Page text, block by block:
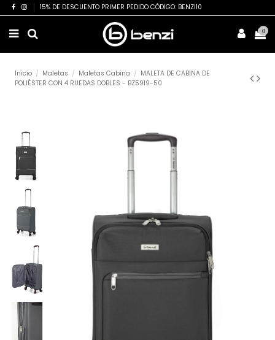
15% DE DESCUENTO PRIMER PEDIDO CÓDIGO: BENZI10
0
Inicio Maletas Maletas Cabina
MALETA DE CABINA DE
POLIÉSTER CON 4 RUEDAS DOBLES - BZ5919-50